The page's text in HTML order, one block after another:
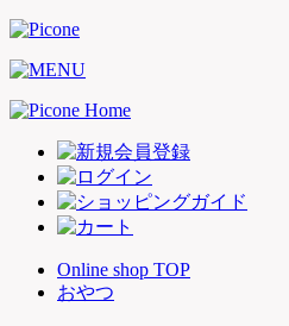
Online shop TOP
おやつ